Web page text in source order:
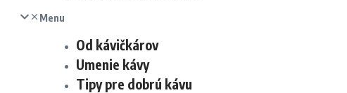
Menu
Od kávičkárov
Umenie kávy
Tipy pre dobrú kávu